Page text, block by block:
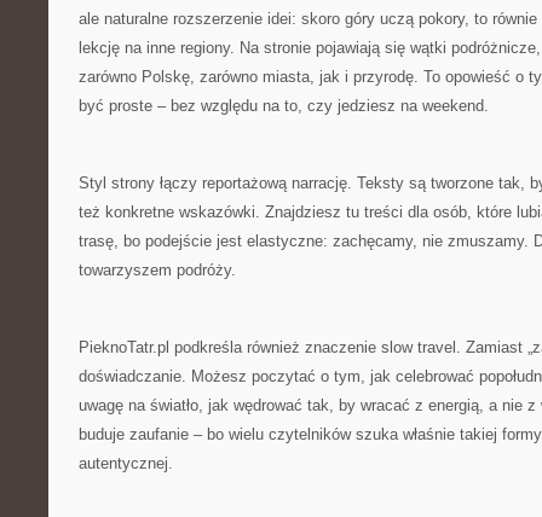
ale naturalne rozszerzenie idei: skoro góry uczą pokory, to
lekcję na inne regiony. Na stronie pojawiają się wątki
zarówno Polskę, zarówno miasta, jak i przyrodę. To opowieść o
być proste – bez względu na to, czy jedziesz na weekend.
Styl strony łączy reportażową narrację. Teksty są tworzone tak,
też konkretne wskazówki. Znajdziesz tu treści dla osób, które
trasę, bo podejście jest elastyczne: zachęcamy, nie zmuszamy.
towarzyszem podróży.
PieknoTatr.pl podkreśla również znaczenie slow travel. Zamiast
doświadczanie. Możesz poczytać o tym, jak celebrować
uwagę na światło, jak wędrować tak, by wracać z energią, a nie
buduje zaufanie – bo wielu czytelników szuka właśnie takiej
autentycznej.